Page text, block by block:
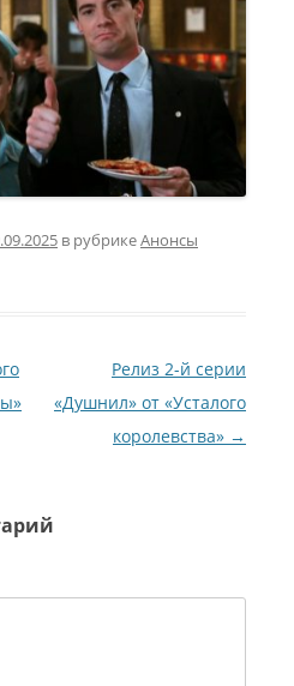
в рубрикеАнонсы
Релиз 2-й серии
«Душнил» от «Усталого
королевства» →